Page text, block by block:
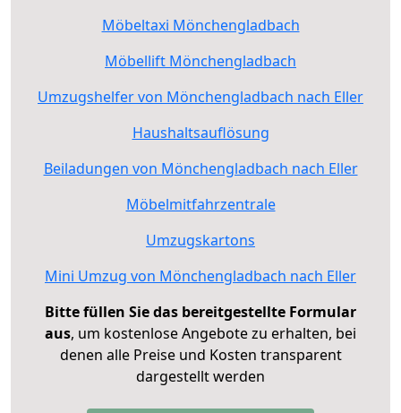
Möbeltaxi Mönchengladbach
Möbellift Mönchengladbach
Umzugshelfer von Mönchengladbach nach Eller
Haushaltsauflösung
Beiladungen von Mönchengladbach nach Eller
Möbelmitfahrzentrale
Umzugskartons
Mini Umzug von Mönchengladbach nach Eller
Bitte füllen Sie das bereitgestellte Formular
aus, um kostenlose Angebote zu erhalten, bei
denen alle Preise und Kosten transparent
dargestellt werden